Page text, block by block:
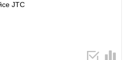
JTC